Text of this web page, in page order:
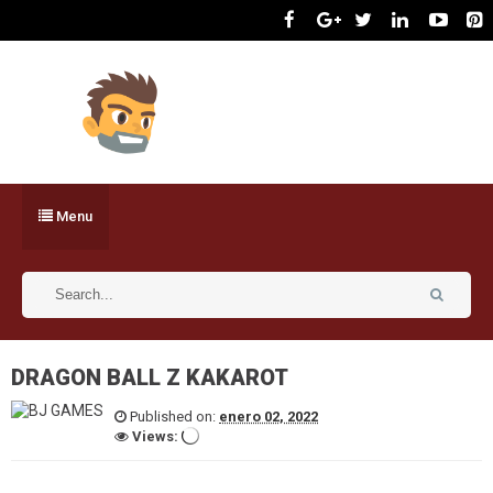
Menu
DRAGON BALL Z KAKAROT
Published on: enero 02, 2022
Views: